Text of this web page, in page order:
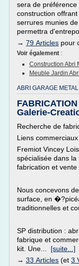
sera de préférence
construction
serrures munies
permettra
→ 79 Articles pour
Voir également :
Construction Abri
Meuble Jardin
ABRI GARAGE
Galerie-
Recherche de
Liens commerciaux
Fremiot Vincey
spécialisée dans la
fabrication et vente
Nous concevons
surface, en
traditionnelles et
SP distribution :
fabrique et
kit. Une... [suite...]
→ 33 Articles (et 3